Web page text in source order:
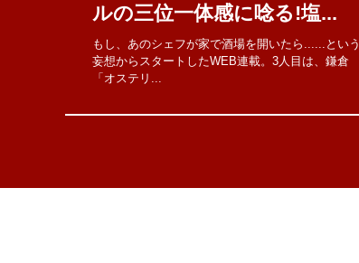
ルの三位一体感に唸る!塩...
もし、あのシェフが家で酒場を開いたら......という
妄想からスタートしたWEB連載。3人目は、鎌倉
「オステリ...